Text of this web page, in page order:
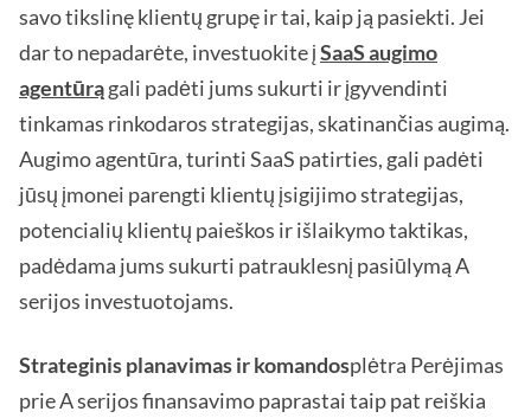
savo tikslinę klientų grupę ir tai, kaip ją pasiekti. Jei
dar to nepadarėte, investuokite įSaaS augimo
agentūrągali padėti jums sukurti ir įgyvendinti
tinkamas rinkodaros strategijas, skatinančias augimą.
Augimo agentūra, turinti SaaS patirties, gali padėti
jūsų įmonei parengti klientų įsigijimo strategijas,
potencialių klientų paieškos ir išlaikymo taktikas,
padėdama jums sukurti patrauklesnį pasiūlymą A
serijos investuotojams.
Strateginis planavimas ir komandosplėtra Perėjimas
prie A serijos finansavimo paprastai taip pat reiškia